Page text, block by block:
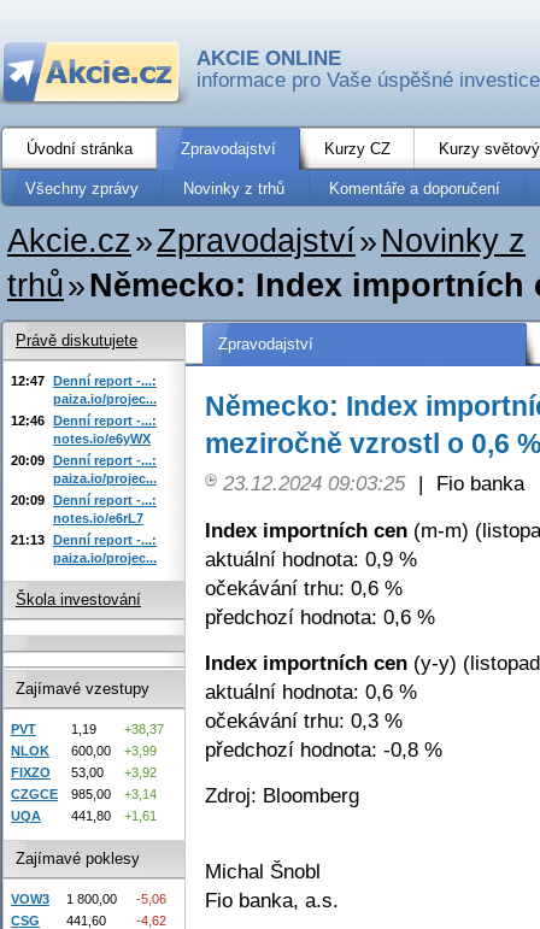
AKCIE ONLINE
informace pro Vaše úspěšné investice
Úvodní stránka Zpravodajství Kurzy CZ Kurzy
Všechny zprávy Novinky z trhů Komentáře a doporučení
Akcie.cz»Zpravodajství» Novinky z
trhů»Německo: Index
Zpravodajství
Německo: Index
meziročně vzrostl o 0,6
23.12.2024 09:03:25 |
Fio banka
Index importních cen (m-m)
aktuální hodnota: 0,9 %
očekávání trhu: 0,6 %
předchozí hodnota: 0,6 %
Index importních cen (y-y)
aktuální hodnota: 0,6 %
očekávání trhu: 0,3 %
předchozí hodnota: -0,8 %
Zdroj: Bloomberg
Michal Šnobl
Fio banka, a.s.
Právě diskutujete
12:47 Denní report -...:
paiza.io/projec...
12:46 Denní report -...:
notes.io/e6yWX
20:09 Denní report -...:
paiza.io/projec...
20:09 Denní report -...:
notes.io/e6rL7
21:13 Denní report -...:
paiza.io/projec...
Škola investování
Zajímavé vzestupy
PVT 1,19
+38,37
NLOK
600,00
+3,99
FIXZO
53,00
+3,92
CZGCE
985,00
+3,14
UQA
441,80 +1,61
Zajímavé poklesy
VOW3 1 800,00
-5,06
CSG
441,60
-4,62